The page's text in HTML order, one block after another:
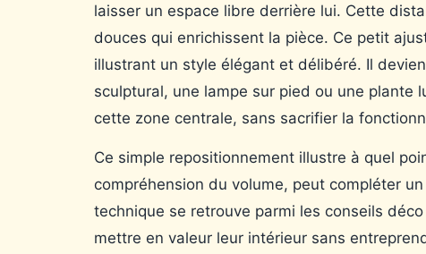
laisser un espace libre derrière lui. Cette
douces qui enrichissent la pièce. Ce petit
illustrant un style élégant et délibéré. Il
sculptural, une lampe sur pied ou une plante
cette zone centrale, sans sacrifier la
Ce simple repositionnement illustre à quel
compréhension du volume, peut compléter
technique se retrouve parmi les conseils
mettre en valeur leur intérieur sans